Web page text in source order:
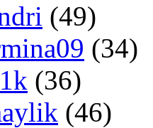
(49)
(34)
(36)
(46)